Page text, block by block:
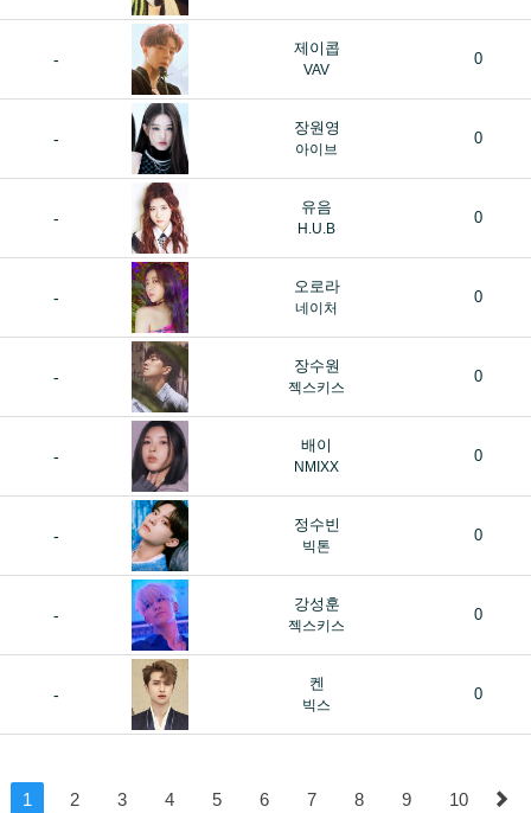
-
제이콥
VAV
0
-
장원영
아이브
0
-
유음
H.U.B
0
-
오로라
네이처
0
-
장수원
젝스키스
0
-
배이
NMIXX
0
-
정수빈
빅톤
0
-
강성훈
젝스키스
0
-
켄
빅스
0
1 2 3 4 5 6 7 8 9 10